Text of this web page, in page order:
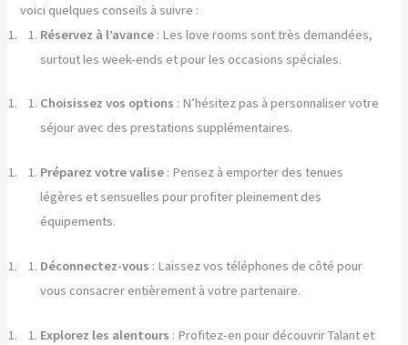
voici quelques conseils à suivre :
Réservez à l’avance : Les love rooms sont très demandées,
surtout les week-ends et pour les occasions spéciales.
Choisissez vos options : N’hésitez pas à personnaliser votre
séjour avec des prestations supplémentaires.
Préparez votre valise : Pensez à emporter des tenues
légères et sensuelles pour profiter pleinement des
équipements.
Déconnectez-vous : Laissez vos téléphones de côté pour
vous consacrer entièrement à votre partenaire.
Explorez les alentours : Profitez-en pour découvrir Talant et